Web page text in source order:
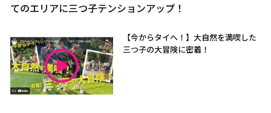
てのエリアに三つ子テンションアップ！
【今からタイへ！】大自然を満喫した
三つ子の大冒険に密着！